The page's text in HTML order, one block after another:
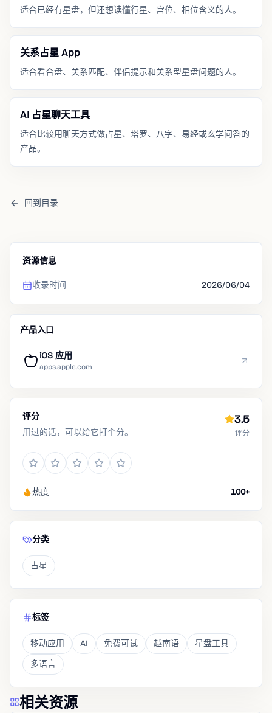
适合已经有星盘，但还想读懂行星、宫位、相位含义的人。
关系占星 App
适合看合盘、关系匹配、伴侣提示和关系型星盘问题的人。
AI 占星聊天工具
适合比较用聊天方式做占星、塔罗、八字、易经或玄学问答的
产品。
回到目录
资源信息
收录时间 2026/06/04
产品入口
iOS 应用
apps.apple.com
评分
用过的话，可以给它打个分。
3.5
评分
热度 100+
分类
占星
标签
移动应用 AI 免费可试 越南语
星盘工具
多语言
相关资源